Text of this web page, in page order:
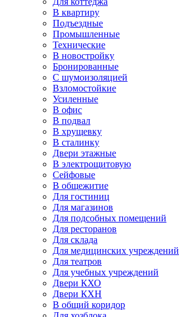
В квартиру
Подъездные
Промышленные
Технические
В новостройку
Бронированные
С шумоизоляцией
Взломостойкие
Усиленные
В офис
В подвал
В хрущевку
В сталинку
Двери этажные
В электрощитовую
Сейфовые
В общежитие
Для гостиниц
Для магазинов
Для подсобных помещений
Для ресторанов
Для склада
Для медицинских учреждений
Для театров
Для учебных учреждений
Двери КХО
Двери КХН
В общий коридор